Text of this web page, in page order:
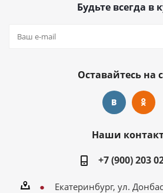
Будьте всегда в
Оставайтесь на
Наши
+7 (900) 203
Екатеринбург, ул.